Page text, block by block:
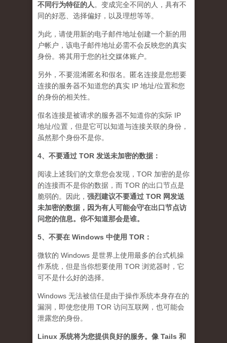
不同行为特征的人 。 变成完全不同的人，具有不
同的好恶、选择偏好，以及理想等等。
为此，请使用新的电子邮件地址创建一个新的用
户帐户，该电子邮件地址必需不会反映您的真实
身份。将其用于您的社交媒体账户。
另外，不要混淆匿名和假名。匿名连接是您想要
连接的服务器不知道您的真实 IP 地址/位置和您
的身份的相关性。
假名连接是被请求的服务器不知道你的实际 IP
地址/位置，但是它可以知道与连接关联的身份，
虽然那个身份不是你。
4、不要通过 TOR 发送未加密的数据：
阅读上述我们的文章您会发现，TOR 加密的是你
的连接而不是你的数据，而 TOR 的出口节点是
脆弱的。因此， 强烈建议不要通过 TOR 网发送
未加密的数据，因为有人可能会守在出口节点访
问您的信息。你不知道那会是谁。
5、不要在 Windows 中使用 TOR：
微软的 Windows 是世界上使用最多的台式机操
作系统，但是当你想要使用 TOR 浏览器时，它
可不是什么好的选择。
Windows 无法被信任是由于操作系统本身存在的
漏洞，即使您使用 TOR 访问互联网，也可能会
泄露您的身份。
Linux 系统将为您提供良好的服务。像 Tails 和